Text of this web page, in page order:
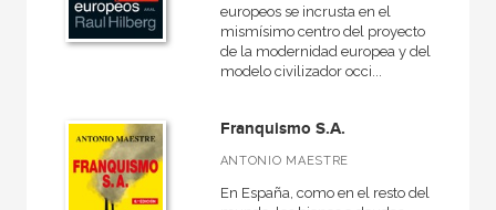
europeos se incrusta en el
mismísimo centro del proyecto
de la modernidad europea y del
modelo civilizador occi...
Franquismo S.A.
ANTONIO MAESTRE
En España, como en el resto del